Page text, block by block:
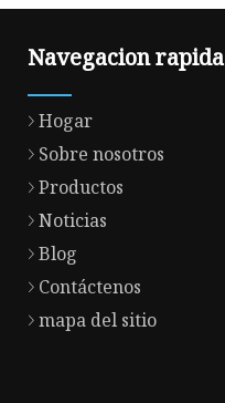
Navegacion rapida
Hogar
Sobre nosotros
Productos
Noticias
Blog
Contáctenos
mapa del sitio